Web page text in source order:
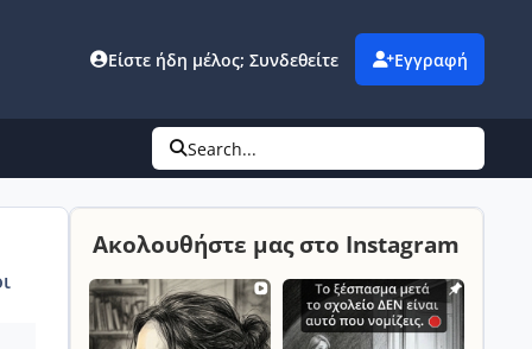
Είστε ήδη μέλος; Συνδεθείτε Εγγραφή
Search...
Ακολουθήστε μας στο Instagram